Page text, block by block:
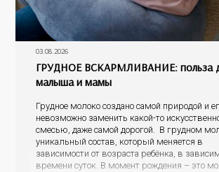
03.08.2026
ГРУДНОЕ ВСКАРМЛИВАНИЕ: польза
малыша и мамы
Грудное молоко создано самой природой и
невозможно заменить какой-то
смесью, даже самой дорогой. В грудном
уникальный состав, который меняется в
зависимости от возраста ребёнка, в
времени суток. В момент рождения – это